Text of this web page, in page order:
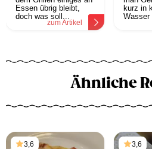
Essen übrig bleibt,
doch was soll...
zum Artikel
kurz in
Wasser
Ähnliche
3,6 3,6